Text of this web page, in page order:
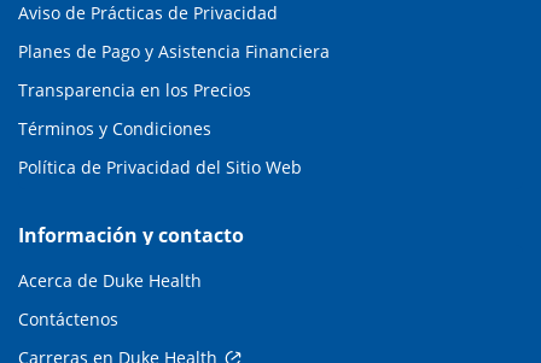
Aviso de Prácticas de Privacidad
Planes de Pago y Asistencia Financiera
Transparencia en los Precios
Términos y Condiciones
Política de Privacidad del Sitio Web
Información y contacto
Acerca de Duke Health
Contáctenos
Carreras en Duke Health